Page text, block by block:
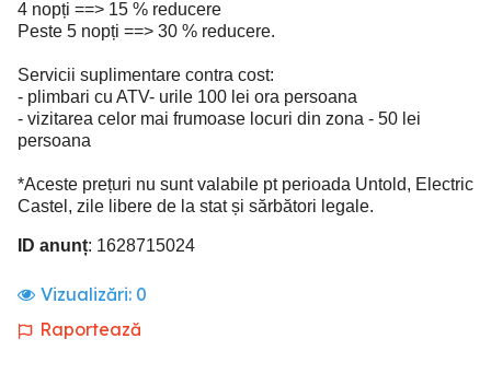
4 nopți ==> 15 % reducere
Peste 5 nopți ==> 30 % reducere.
Servicii suplimentare contra cost:
- plimbari cu ATV- urile 100 lei ora persoana
- vizitarea celor mai frumoase locuri din zona - 50 lei
persoana
*Aceste prețuri nu sunt valabile pt perioada Untold, Electric
Castel, zile libere de la stat și sărbători legale.
ID anunț: 1628715024
Vizualizări: 0
Raportează